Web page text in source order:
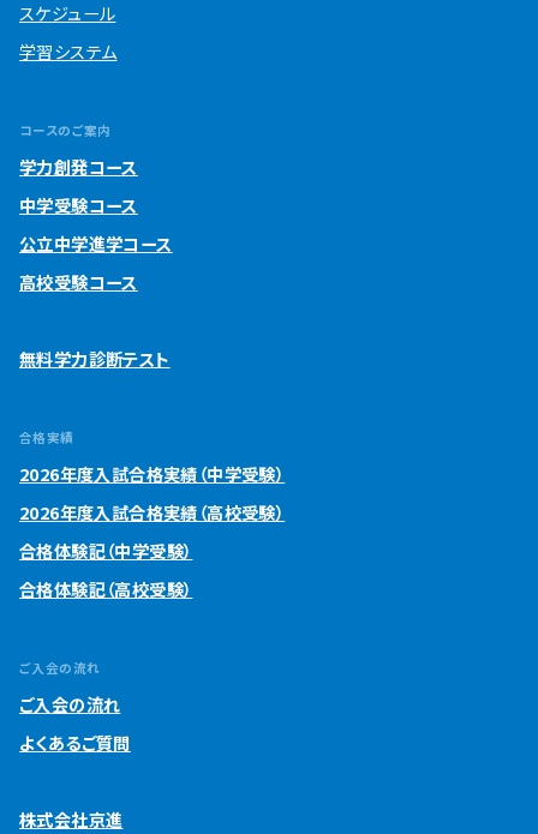
スケジュール
学習システム
コースのご案内
学力創発コース
中学受験コース
公立中学進学コース
高校受験コース
無料学力診断テスト
合格実績
2026年度入試合格実績（中学受験）
2026年度入試合格実績（高校受験）
合格体験記（中学受験）
合格体験記（高校受験）
ご入会の流れ
ご入会の流れ
よくあるご質問
株式会社京進